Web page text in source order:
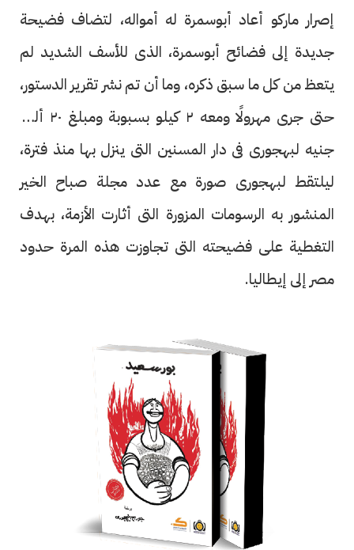
إصرار ماركو أعاد أبوسمرة له أمواله، لتضاف فضيحة
جديدة إلى فضائح أبوسمرة، الذى للأسف الشديد لم
يتعظ من كل ما سبق ذكره، وما أن تم نشر تقرير الدستور،
حتى جرى مهرولًا ومعه ٢ كيلو بسبوبة ومبلغ ٢٠ ألف
جنيه لبهجورى فى دار المسنين التى ينزل بها منذ فترة،
ليلتقط لبهجورى صورة مع عدد مجلة صباح الخير
المنشور به الرسومات المزورة التى أثارت الأزمة، بهدف
التغطية على فضيحته التى تجاوزت هذه المرة حدود
مصر إلى إيطاليا.